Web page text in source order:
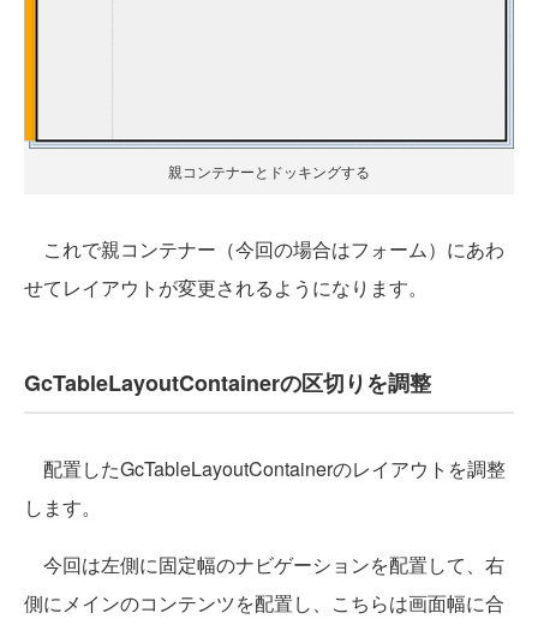
親コンテナーとドッキングする
これで親コンテナー（今回の場合はフォーム）にあわ
せてレイアウトが変更されるようになります。
GcTableLayoutContainerの区切りを調整
配置したGcTableLayoutContainerのレイアウトを調整
します。
今回は左側に固定幅のナビゲーションを配置して、右
側にメインのコンテンツを配置し、こちらは画面幅に合